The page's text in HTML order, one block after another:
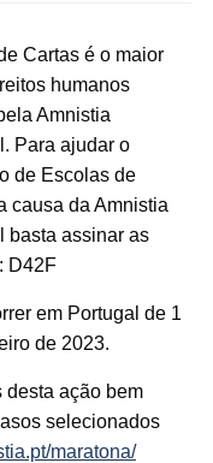
Cartas é o maior
humanos
Amnistia
Para ajudar o
de Escolas de
causa da Amnistia
basta assinar as
D42F
em Portugal de 1
de 2023.
desta ação bem
selecionados
maratona/